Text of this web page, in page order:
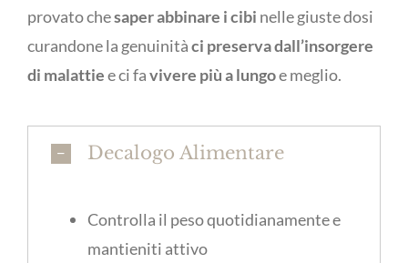
provato chesaper abbinare i cibi nelle giuste dosi
curandone la genuinitàci preserva dall’insorgere
di malattiee ci favivere più a lungoe meglio.
Decalogo Alimentare
Controlla il peso quotidianamente e
mantieniti attivo